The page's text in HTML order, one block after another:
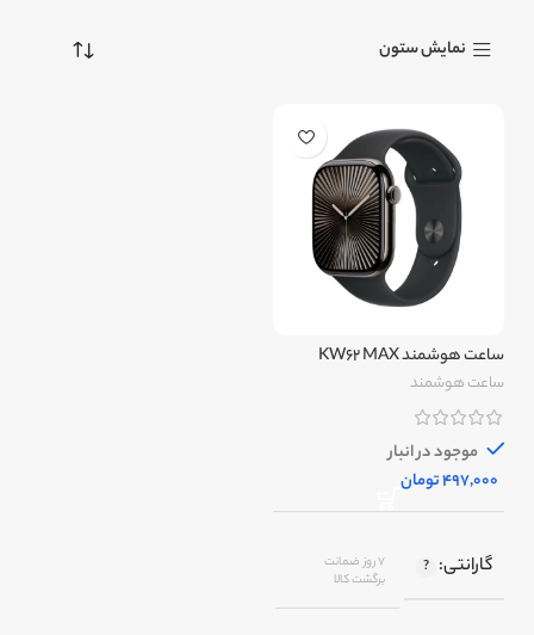
نمایش ستون
ساعت هوشمند KW62 MAX
ساعت هوشمند
موجود در انبار
تومان
گارانتی
7 روز ضمانت
برگشت کالا